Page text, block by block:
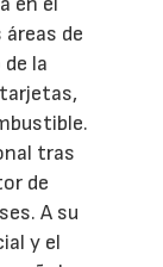
de
la
tras
de
A su
y el